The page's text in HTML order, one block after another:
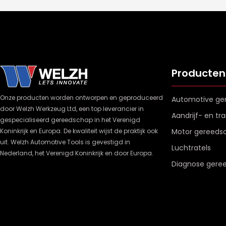
Onze producten worden ontworpen en geproduceerd
door Welzh Werkzeug Ltd, een top leverancier in
gespecialiseerd gereedschap in het Verenigd
Koninkrijk en Europa. De kwaliteit wijst de praktijk ook
uit. Welzh Automotive Tools is gevestigd in
Nederland, het Verenigd Koninkrijk en door Europa.
Producten
Automotive
Aandrijf- en
Motor
Luchtratels
Diagnose